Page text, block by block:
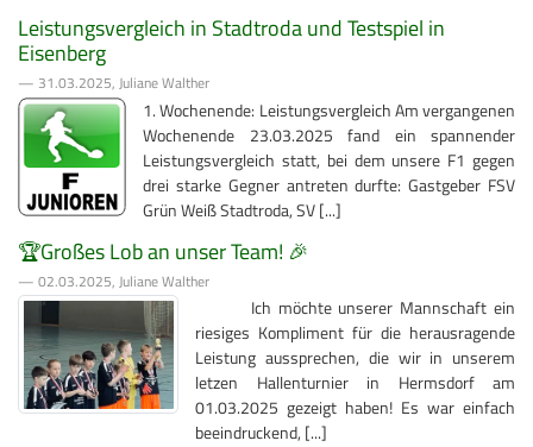
Leistungsvergleich in Stadtroda und Testspiel in
Eisenberg
— 31.03.2025, Juliane Walther
1. Wochenende: Leistungsvergleich Am vergangenen
Wochenende 23.03.2025 fand ein spannender
Leistungsvergleich statt, bei dem unsere F1 gegen
drei starke Gegner antreten durfte: Gastgeber FSV
Grün Weiß Stadtroda, SV [...]
🏆Großes Lob an unser Team! 🎉
— 02.03.2025, Juliane Walther
Ich möchte unserer Mannschaft ein
riesiges Kompliment für die herausragende
Leistung aussprechen, die wir in unserem
letzen Hallenturnier in Hermsdorf am
01.03.2025 gezeigt haben! Es war einfach
beeindruckend, [...]